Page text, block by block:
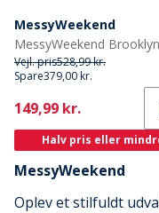
MessyWeekend
Vejl. pris528,99 kr.
Spare379,00 kr.
Current
149,99 kr.
Halv pris eller
MessyWeekend
Oplev et stilfuldt